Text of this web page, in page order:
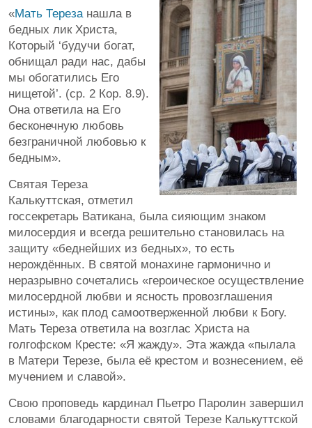
«Мать Терезанашла в
бедных лик Христа,
Который ‘будучи богат,
обнищал ради нас, дабы
мы обогатились Его
нищетой’. (ср. 2 Кор. 8.9).
Она ответила на Его
бесконечную любовь
безграничной любовью к
бедным».
Святая Тереза
Калькуттская, отметил
госсекретарь Ватикана, была сияющим знаком
милосердия и всегда решительно становилась на
защиту «беднейших из бедных», то есть
нерождённых. В святой монахине гармонично и
неразрывно сочетались «героическое осуществление
милосердной любви и ясность провозглашения
истины», как плод самоотверженной любви к Богу.
Мать Тереза ответила на возглас Христа на
голгофском Кресте: «Я жажду». Эта жажда «пылала
в Матери Терезе, была её крестом и вознесением, её
мучением и славой».
Свою проповедь кардинал Пьетро Паролин завершил
словами благодарности святой Терезе Калькуттской